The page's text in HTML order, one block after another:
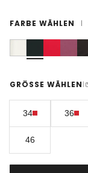
FARBE WÄHLEN |
GRÖSSE WÄHLEN |
34 36
46